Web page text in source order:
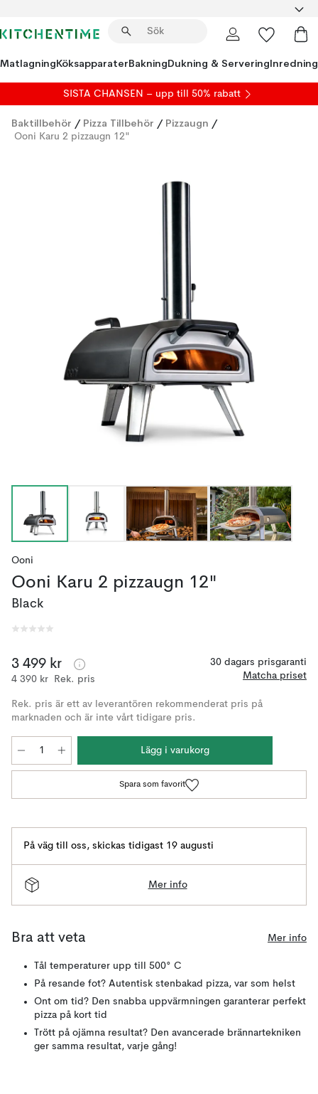
MatlagningKöksapparaterBakningDukning & ServeringInredning
SISTA CHANSEN – upp till 50% rabatt
Baktillbehör / Pizza Tillbehör / Pizzaugn /
Ooni Karu 2 pizzaugn 12"
Ooni
Ooni Karu 2 pizzaugn 12"
Black
3 499 kr
4 390 kr Rek. pris
30 dagars prisgaranti
Matcha priset
Rek. pris är ett av leverantören rekommenderat pris på
marknaden och är inte vårt tidigare pris.
Lägg i varukorg
Spara som favorit
På väg till oss, skickas tidigast 19 augusti
Mer info
Bra att veta Mer info
Tål temperaturer upp till 500° C
På resande fot? Autentisk stenbakad pizza, var som helst
Ont om tid? Den snabba uppvärmningen garanterar perfekt
pizza på kort tid
Trött på ojämna resultat? Den avancerade brännartekniken
ger samma resultat, varje gång!